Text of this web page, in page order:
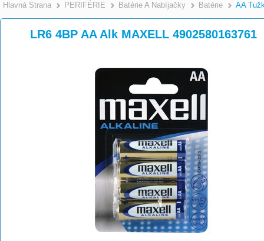
Hlavná Strana >
PERIFÉRIE >
Batérie A Nabíjačky >
Batérie AA
LR6 4BP AA Alk MAXELL 4902580163761